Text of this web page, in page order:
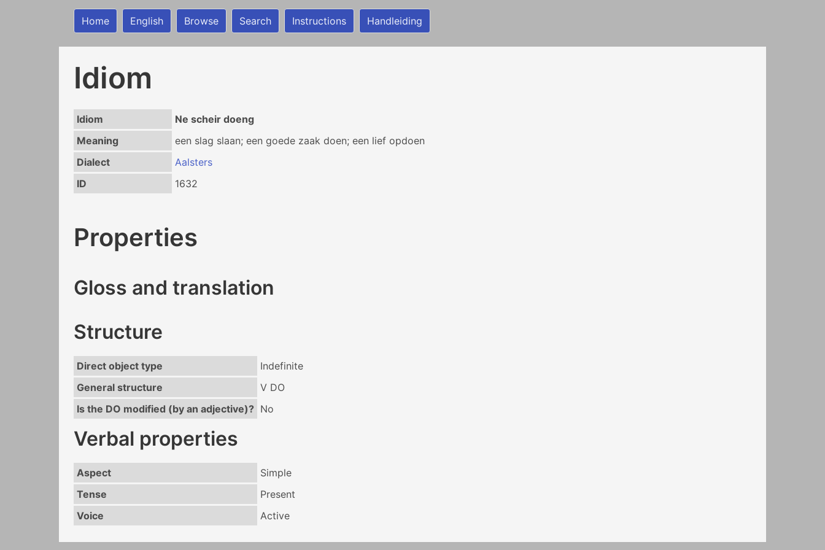
Home English Browse Search Instructions Handleiding
Idiom
Idiom
Ne scheir doeng
Meaning
een slag slaan; een goede zaak doen; een lief opdoen
Dialect
Aalsters
ID
1632
Properties
Gloss and translation
Structure
Direct object type
Indefinite
General structure
V DO
Is the DO modified (by an adjective)? No
Verbal properties
Aspect
Simple
Tense
Present
Voice
Active